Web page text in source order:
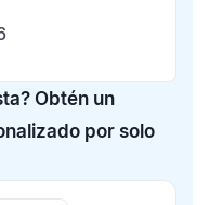
Obtén un
por solo